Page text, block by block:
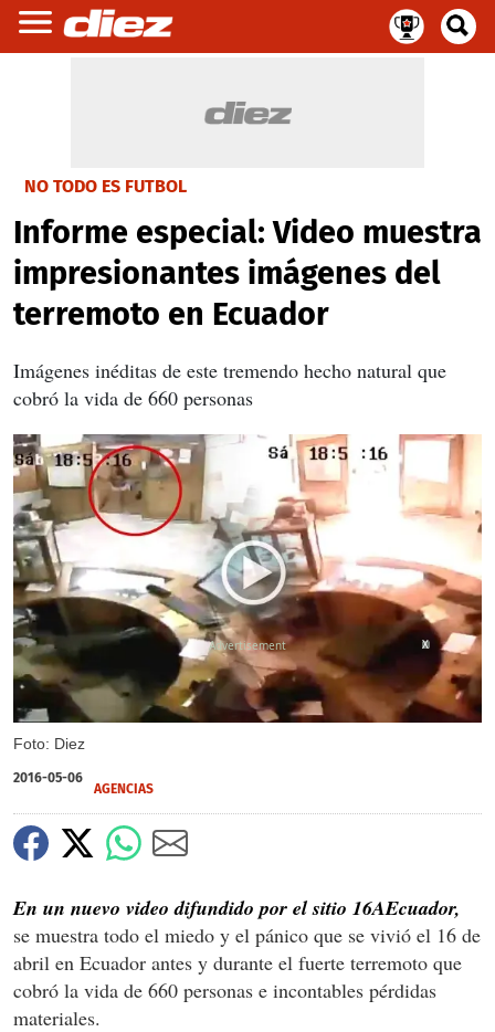
NO TODO ES FUTBOL
Informe especial: Video muestra
impresionantes imágenes del
terremoto en Ecuador
Imágenes inéditas de este tremendo hecho natural que
cobró la vida de 660 personas
Foto: Diez
X
2016-05-06
AGENCIAS
En un nuevo video difundido por el sitio 16AEcuador,
se muestra todo el miedo y el pánico que se vivió el 16 de
abril en Ecuador antes y durante el fuerte terremoto que
cobró la vida de 660 personas e incontables pérdidas
materiales.